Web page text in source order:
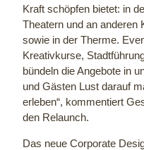
Kraft schöpfen bietet: in
Theatern und an anderen
sowie in der Therme.
Kreativkurse,
bündeln die Angebote in
und Gästen Lust darauf
erleben“, kommentiert
den Relaunch.
Das neue Corporate